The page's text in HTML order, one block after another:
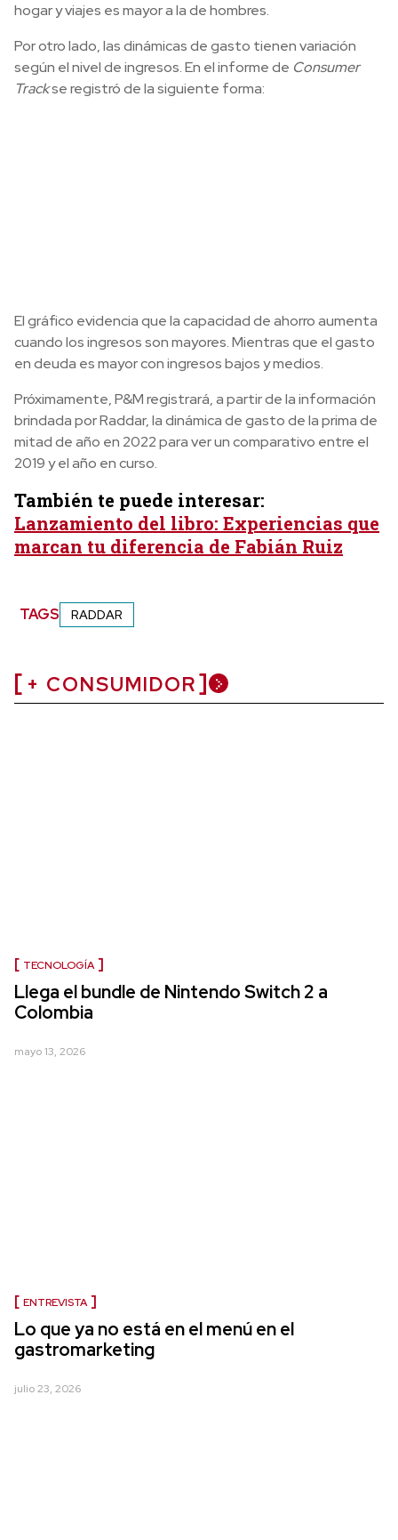
hogar y viajes es mayor a la de hombres.
Por otro lado, las dinámicas de gasto tienen variación
según el nivel de ingresos. En el informe de Consumer
Trackse registró de la siguiente forma:
El gráfico evidencia que la capacidad de ahorro aumenta
cuando los ingresos son mayores. Mientras que el gasto
en deuda es mayor con ingresos bajos y medios.
Próximamente, P&M registrará, a partir de la información
brindada por Raddar, la dinámica de gasto de la prima de
mitad de año en 2022 para ver un comparativo entre el
2019 y el año en curso.
También te puede interesar:
Lanzamiento del libro: Experiencias que
marcan tu diferencia de Fabián Ruiz
TAGS RADDAR
+ CONSUMIDOR
TECNOLOGÍA
Llega el bundle de Nintendo Switch 2 a
Colombia
mayo 13, 2026
ENTREVISTA
Lo que ya no está en el menú en el
gastromarketing
julio 23, 2026